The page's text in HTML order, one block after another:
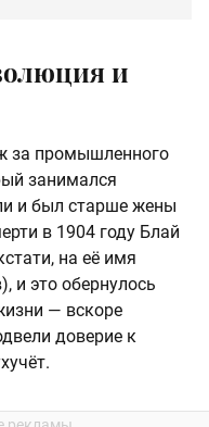
и
за промышленного
занимался
и был старше жены
в 1904 году Блай
на её имя
и это обернулось
— вскоре
доверие к